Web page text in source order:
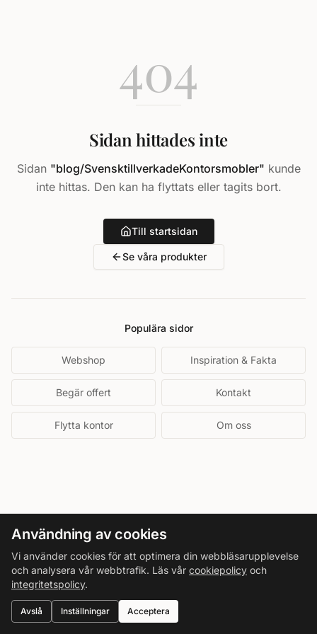
404
Sidan hittades inte
Sidan "blog/SvensktillverkadeKontorsmobler" kunde
inte hittas. Den kan ha flyttats eller tagits bort.
Till startsidan
Se våra produkter
Populära sidor
Webshop Inspiration & Fakta
Begär offert Kontakt
Flytta kontor Om oss
Användning av cookies
Vi använder cookies för att optimera din webbläsarupplevelse
och analysera vår webbtrafik. Läs vår cookiepolicy och
integritetspolicy.
Avslå Inställningar Acceptera